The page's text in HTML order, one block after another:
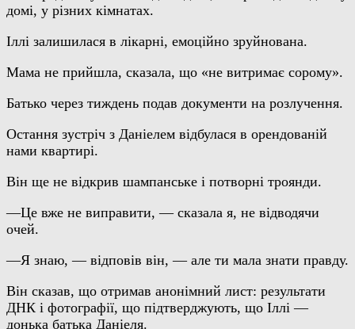
домі, у різних кімнатах.
Іллі залишилася в лікарні, емоційно зруйнована.
Мама не прийшла, сказала, що «не витримає сорому».
Батько через тиждень подав документи на розлучення.
Остання зустріч з Даніелем відбулася в орендованій
нами квартирі.
Він ще не відкрив шампанське і потворні троянди.
—Це вже не виправити, — сказала я, не відводячи
очей.
—Я знаю, — відповів він, — але ти мала знати правду.
Він сказав, що отримав анонімний лист: результати
ДНК і фотографії, що підтверджують, що Іллі —
донька батька Даніеля.